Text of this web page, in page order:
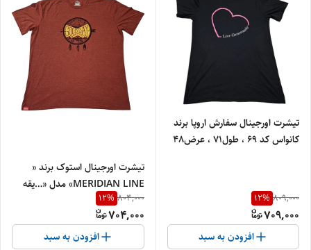
تیشرت اورجینال سفارش اروپا برند
کانواس کد 69 ، طول71 ، عرض48
809,000
12%
709,000
افزودن به سبد
تیشرت اورجینال استوک برند «
MERIDIAN LINE» مدل «…یقه
کد 2 | جنس پنبه‌ای درجه‌یک
804,000
12%
704,000
افزودن به سبد